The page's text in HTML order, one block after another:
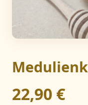
22,90 €